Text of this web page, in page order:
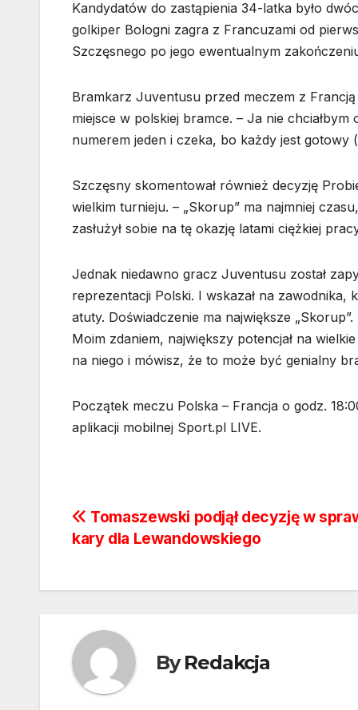
Kandydatów do zastąpienia 34-latka było
golkiper Bologni zagra z Francuzami od
Szczęsnego po jego ewentualnym
Bramkarz Juventusu przed meczem z
miejsce w polskiej bramce. – Ja nie
numerem jeden i czeka, bo każdy jest gotowy
Szczęsny skomentował również decyzję
wielkim turnieju. – „Skorup” ma najmniej
zasłużył sobie na tę okazję latami ciężkiej
Jednak niedawno gracz Juventusu został
reprezentacji Polski. I wskazał na zawodnika,
atuty. Doświadczenie ma największe
Moim zdaniem, największy potencjał na
na niego i mówisz, że to może być genialny
Początek meczu Polska – Francja o godz.
aplikacji mobilnej Sport.pl LIVE.
Nawigacja
wpisu
Tomaszewski podjął decyzję w
kary dla Lewandowskiego
ByRedakcja